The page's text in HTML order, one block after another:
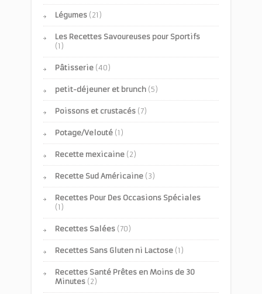
Légumes (21)
Les Recettes Savoureuses pour Sportifs
(1)
Pâtisserie (40)
petit-déjeuner et brunch (5)
Poissons et crustacés (7)
Potage/Velouté (1)
Recette mexicaine (2)
Recette Sud Américaine (3)
Recettes Pour Des Occasions Spéciales
(1)
Recettes Salées (70)
Recettes Sans Gluten ni Lactose (1)
Recettes Santé Prêtes en Moins de 30
Minutes (2)